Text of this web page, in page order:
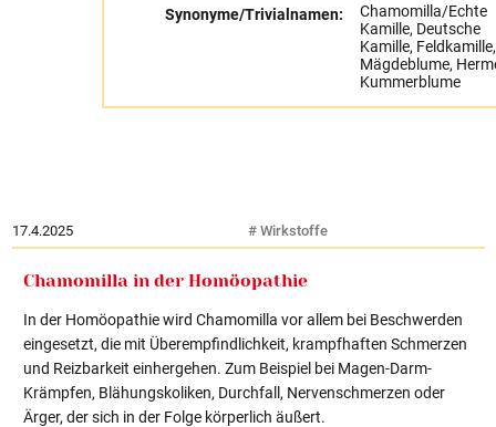
Synonyme/Trivialnamen:
Chamomilla/Echte
Kamille, Deutsche
Kamille, Feldkamille,
Mägdeblume,
Kummerblume
17.4.2025 # Wirkstoffe
Chamomilla in der Homöopathie
In der Homöopathie wird Chamomilla vor allem bei Beschwerden
eingesetzt, die mit Überempfindlichkeit, krampfhaften Schmerzen
und Reizbarkeit einhergehen. Zum Beispiel bei Magen-Darm-
Krämpfen, Blähungskoliken, Durchfall, Nervenschmerzen oder
Ärger, der sich in der Folge körperlich äußert.